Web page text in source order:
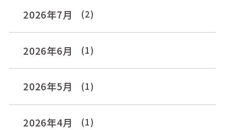
2026年7月 (2)
2026年6月 (1)
2026年5月 (1)
2026年4月 (1)